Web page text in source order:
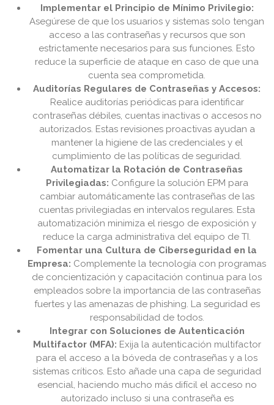
Implementar el Principio de Mínimo Privilegio:
Asegúrese de que los usuarios y sistemas solo tengan
acceso a las contraseñas y recursos que son
estrictamente necesarios para sus funciones. Esto
reduce la superficie de ataque en caso de que una
cuenta sea comprometida.
Auditorías Regulares de Contraseñas y Accesos:
Realice auditorías periódicas para identificar
contraseñas débiles, cuentas inactivas o accesos no
autorizados. Estas revisiones proactivas ayudan a
mantener la higiene de las credenciales y el
cumplimiento de las políticas de seguridad.
Automatizar la Rotación de Contraseñas
Privilegiadas: Configure la solución EPM para
cambiar automáticamente las contraseñas de las
cuentas privilegiadas en intervalos regulares. Esta
automatización minimiza el riesgo de exposición y
reduce la carga administrativa del equipo de TI.
Fomentar una Cultura de Ciberseguridad en la
Empresa: Complemente la tecnología con programas
de concientización y capacitación continua para los
empleados sobre la importancia de las contraseñas
fuertes y las amenazas de phishing. La seguridad es
responsabilidad de todos.
Integrar con Soluciones de Autenticación
Multifactor (MFA): Exija la autenticación multifactor
para el acceso a la bóveda de contraseñas y a los
sistemas críticos. Esto añade una capa de seguridad
esencial, haciendo mucho más difícil el acceso no
autorizado incluso si una contraseña es